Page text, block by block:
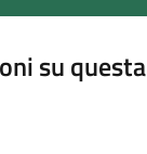
su questa